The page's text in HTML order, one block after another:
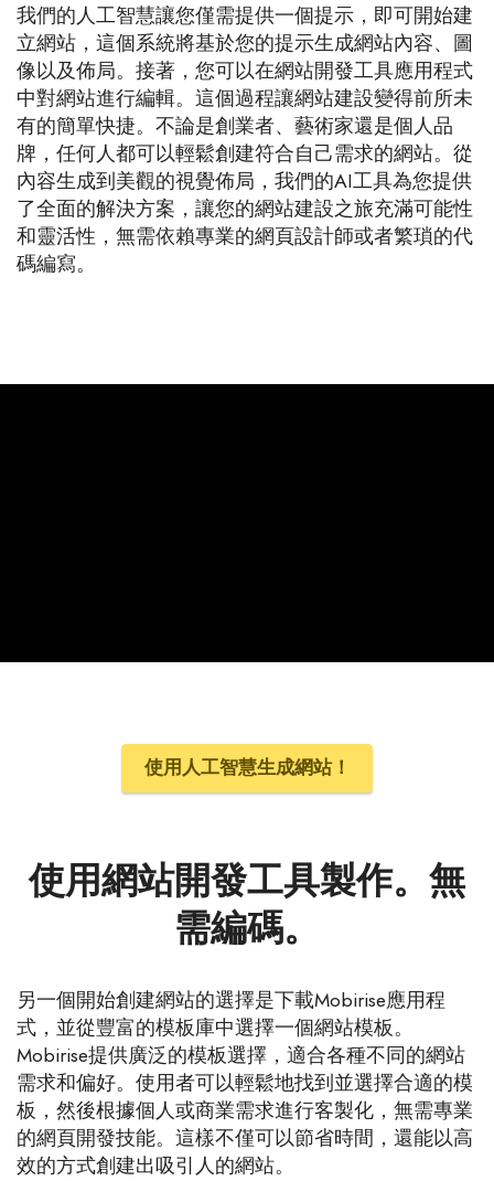
我們的人工智慧讓您僅需提供一個提示，即可開始建
立網站，這個系統將基於您的提示生成網站內容、圖
像以及佈局。接著，您可以在網站開發工具應用程式
中對網站進行編輯。這個過程讓網站建設變得前所未
有的簡單快捷。不論是創業者、藝術家還是個人品
牌，任何人都可以輕鬆創建符合自己需求的網站。從
內容生成到美觀的視覺佈局，我們的AI工具為您提供
了全面的解決方案，讓您的網站建設之旅充滿可能性
和靈活性，無需依賴專業的網頁設計師或者繁瑣的代
碼編寫。
使用人工智慧生成網站！
使用網站開發工具製作。無
需編碼。
另一個開始創建網站的選擇是下載Mobirise應用程
式，並從豐富的模板庫中選擇一個網站模板。
Mobirise提供廣泛的模板選擇，適合各種不同的網站
需求和偏好。使用者可以輕鬆地找到並選擇合適的模
板，然後根據個人或商業需求進行客製化，無需專業
的網頁開發技能。這樣不僅可以節省時間，還能以高
效的方式創建出吸引人的網站。